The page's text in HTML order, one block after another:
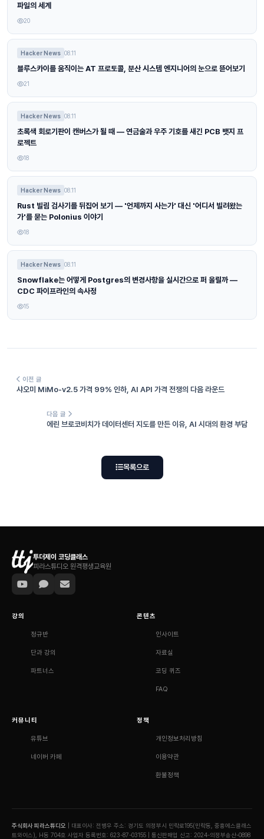
파일의 세계
20
Hacker News 08.11
블루스카이를 움직이는 AT 프로토콜, 분산 시스템 엔지니어의 눈으로 뜯어보기
21
Hacker News 08.11
초록색 회로기판이 캔버스가 될 때 — 연금술과 우주 기호를 새긴 PCB 뱃지 프
로젝트
18
Hacker News 08.11
Rust 빌림 검사기를 뒤집어 보기 — '언제까지 사는가' 대신 '어디서 빌려왔는
가'를 묻는 Polonius 이야기
18
Hacker News 08.11
Snowflake는 어떻게 Postgres의 변경사항을 실시간으로 퍼 올릴까 —
CDC 파이프라인의 속사정
15
이전 글
샤오미 MiMo-v2.5 가격 99% 인하, AI API 가격 전쟁의 다음 라운드
다음 글
에린 브로코비치가 데이터센터 지도를 만든 이유, AI 시대의 환경 부담
목록으로
투더제이 코딩클래스
피라스튜디오 원격평생교육원
강의
정규반
단과 강의
파트너스
콘텐츠
인사이트
자료실
코딩 퀴즈
FAQ
커뮤니티
유튜브
네이버 카페
정책
개인정보처리방침
이용약관
환불정책
주식회사 피라스튜디오 | 대표이사: 전병우 주소: 경기도 의정부시 민락로195(민락동, 중흥에스클래스
트와이스), H동 704호 사업자 등록번호: 623-87-03155 | 통신판매업 신고: 2024-의정부송산-0898